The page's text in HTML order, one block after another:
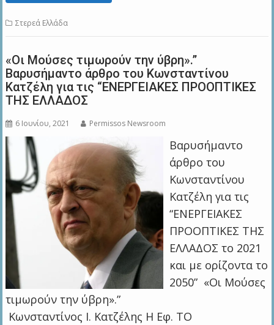
Στερεά Ελλάδα
«Οι Μούσες τιμωρούν την ύβρη».”
Βαρυσήμαντο άρθρο του Κωνσταντίνου
Κατζέλη για τις “ΕΝΕΡΓΕΙΑΚΕΣ ΠΡΟΟΠΤΙΚΕΣ
ΤΗΣ ΕΛΛΑΔΟΣ
6 Ιουνίου, 2021 Permissos Newsroom
Βαρυσήμαντο
άρθρο του
Κωνσταντίνου
Κατζέλη για τις
“ΕΝΕΡΓΕΙΑΚΕΣ
ΠΡΟΟΠΤΙΚΕΣ ΤΗΣ
ΕΛΛΑΔΟΣ το 2021
και με ορίζοντα το
2050” «Οι Μούσες
τιμωρούν την ύβρη».”
Κωνσταντίνος Ι. Κατζέλης Η Εφ. ΤΟ